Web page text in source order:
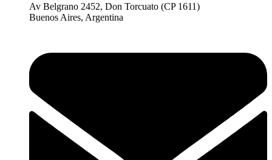
Av Belgrano 2452, Don Torcuato (CP 1611)
Buenos Aires, Argentina